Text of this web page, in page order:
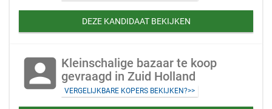
DEZE KANDIDAAT BEKIJKEN
account_box Kleinschalige bazaar te koop
gevraagd in Zuid Holland
VERGELIJKBARE KOPERS BEKIJKEN?>>